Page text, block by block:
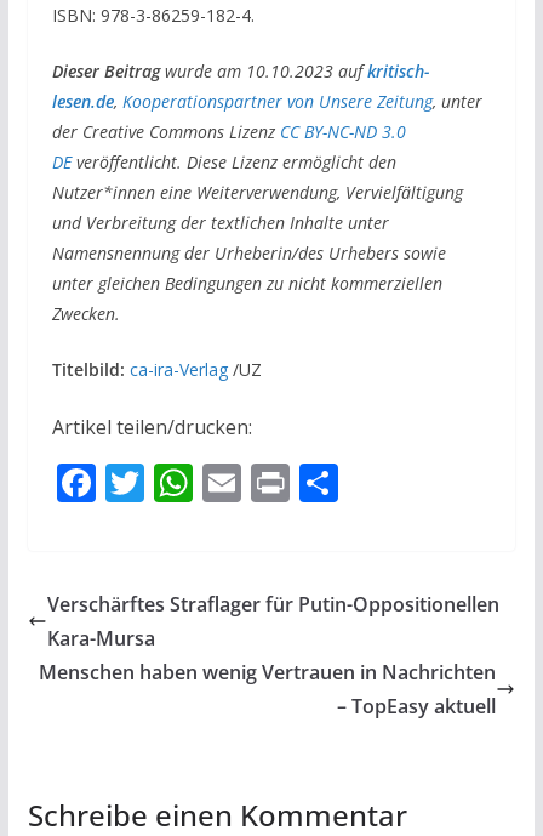
ISBN: 978-3-86259-182-4.
Dieser Beitragwurde am 10.10.2023 aufkritisch-
lesen.de, Kooperationspartner von Unsere Zeitung, unter
der Creative Commons Lizenz CC BY-NC-ND 3.0
DEveröffentlicht. Diese Lizenz ermöglicht den
Nutzer*innen eine Weiterverwendung, Vervielfältigung
und Verbreitung der textlichen Inhalte unter
Namensnennung der Urheberin/des Urhebers sowie
unter gleichen Bedingungen zu nicht kommerziellen
Zwecken.
Titelbild: ca-ira-Verlag/UZ
Artikel teilen/drucken:
F
b
o
o
T
er
W
s
p
E
l
PrT
n
Verschärftes Straflager für Putin-Oppositionellen
Kara-Mursa
Menschen haben wenig Vertrauen in Nachrichten
– TopEasy aktuell
Schreibe einen Kommentar